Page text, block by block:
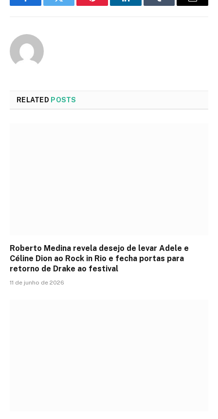
FacebookTwitter Pinterest LinkedInTumblr Email
RELATED POSTS
Roberto Medina revela desejo de levar Adele e
Céline Dion ao Rock in Rio e fecha portas para
retorno de Drake ao festival
11 de junho de 2026